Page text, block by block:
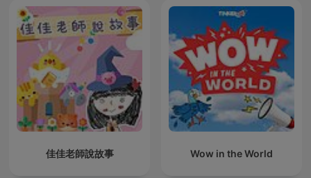
佳佳老師說故事 Wow in the World